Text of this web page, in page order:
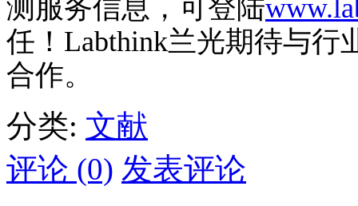
测服务信息，可登陆
任！ Labthink兰光期待与行
合作。
分类: 文献
评论 (0) 发表评论